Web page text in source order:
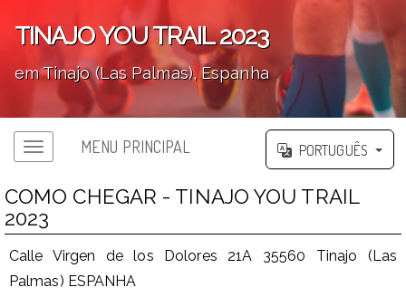
TINAJO YOU TRAIL 2023
em Tinajo (Las Palmas), Espanha
MENU PRINCIPAL PORTUGUÊS
COMO CHEGAR - TINAJO YOU TRAIL
2023
Calle Virgen de los Dolores 21A 35560 Tinajo (Las
Palmas) ESPANHA